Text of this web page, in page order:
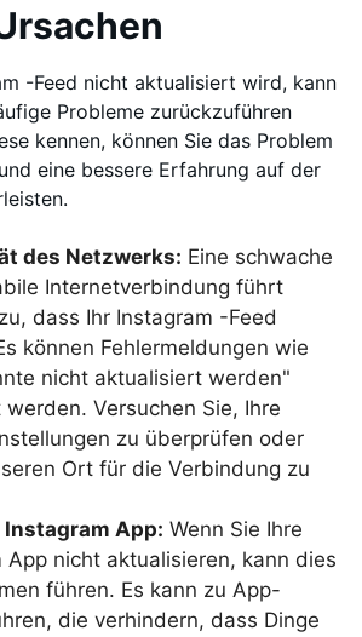
-Feed nicht aktualisiert wird, kann
Probleme zurückzuführen
kennen, können Sie das Problem
eine bessere Erfahrung auf der
des Netzwerks: Eine schwache
Internetverbindung führt
dass Ihr Instagram -Feed
können Fehlermeldungen wie
nicht aktualisiert werden"
werden. Versuchen Sie, Ihre
zu überprüfen oder
Ort für die Verbindung zu
App: Wenn Sie Ihre
App nicht aktualisieren, kann dies
führen. Es kann zu App-
die verhindern, dass Dinge